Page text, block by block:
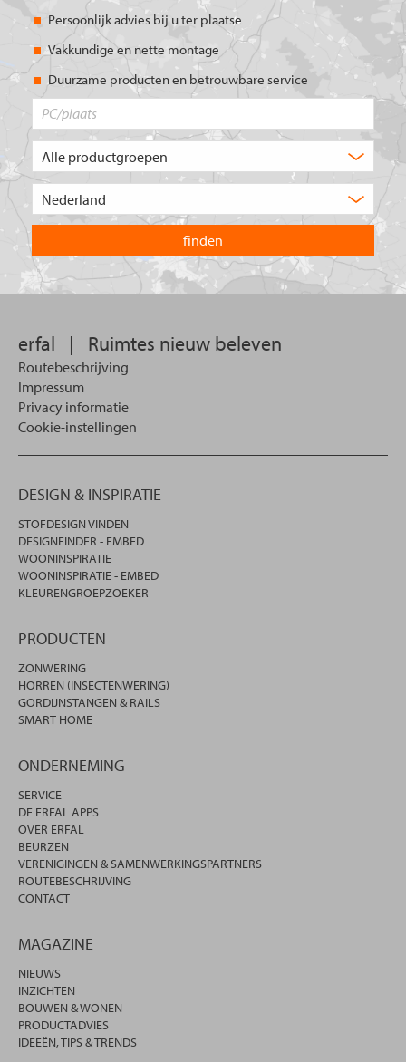
Persoonlijk advies bij u ter plaatse
Vakkundige en nette montage
Duurzame producten en betrouwbare service
product
u?
land
waarin
u
wilt
zoeken.
erfal | Ruimtes nieuw beleven
Routebeschrijving
Impressum
Privacy informatie
Cookie-instellingen
DESIGN & INSPIRATIE
STOFDESIGN VINDEN
DESIGNFINDER - EMBED
WOONINSPIRATIE
WOONINSPIRATIE - EMBED
KLEURENGROEPZOEKER
PRODUCTEN
ZONWERING
HORREN (INSECTENWERING)
GORDIJNSTANGEN & RAILS
SMART HOME
ONDERNEMING
SERVICE
DE ERFAL APPS
OVER ERFAL
BEURZEN
VERENIGINGEN & SAMENWERKINGSPARTNERS
ROUTEBESCHRIJVING
CONTACT
MAGAZINE
NIEUWS
INZICHTEN
BOUWEN & WONEN
PRODUCTADVIES
IDEEËN, TIPS & TRENDS